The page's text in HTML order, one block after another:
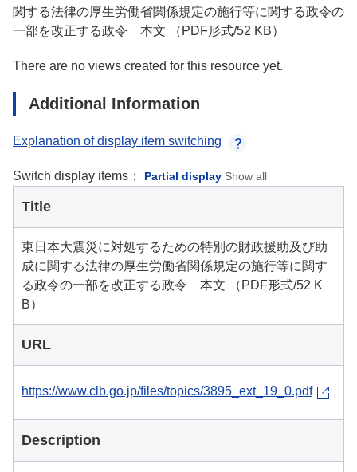
関する法律の厚生労働省関係規定の施行等に関する政令の
一部を改正する政令 本文 （PDF形式/52 KB）
There are no views created for this resource yet.
Additional Information
Explanation of display item switching
Switch display items： Partial display Show all
Title
東日本大震災に対処するための特別の財政援助及び助
成に関する法律の厚生労働省関係規定の施行等に関す
る政令の一部を改正する政令 本文 （PDF形式/52 K
B）
URL
https://www.clb.go.jp/files/topics/3895_ext_19_0.pdf
Description